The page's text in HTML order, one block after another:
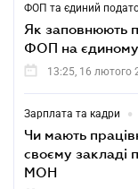
ФОП та єдиний
Як заповнюють
ФОП на єдиному
13:25, 16 лютого
Зарплата та кадри •
Чи мають
своєму закладі
МОН